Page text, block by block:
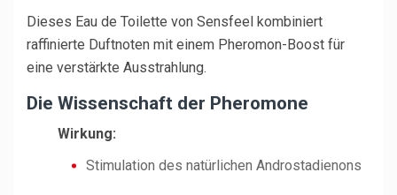
Dieses Eau de Toilette von Sensfeel kombiniert
raffinierte Duftnoten mit einem Pheromon-Boost für
eine verstärkte Ausstrahlung.
Die Wissenschaft der Pheromone
Wirkung:
Stimulation des natürlichen Androstadienons